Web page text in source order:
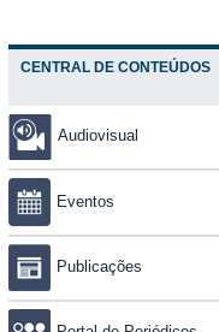
CENTRAL DE CONTEÚDOS
Audiovisual
Eventos
Publicações